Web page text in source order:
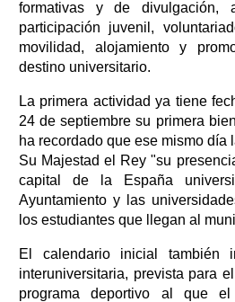
formativas y de divulgación,
participación juvenil,
movilidad, alojamiento y
destino universitario.
La primera actividad ya tiene
24 de septiembre su primera
ha recordado que ese mismo
Su Majestad el Rey "su
capital de la España
Ayuntamiento y las
los estudiantes que llegan al
El calendario inicial también
interuniversitaria, prevista para
programa deportivo al que